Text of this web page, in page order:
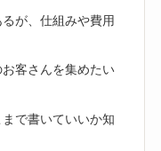
が、仕組みや費用
客さんを集めたい
で書いていいか知